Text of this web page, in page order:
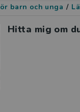
barn och unga /
Hitta mig om